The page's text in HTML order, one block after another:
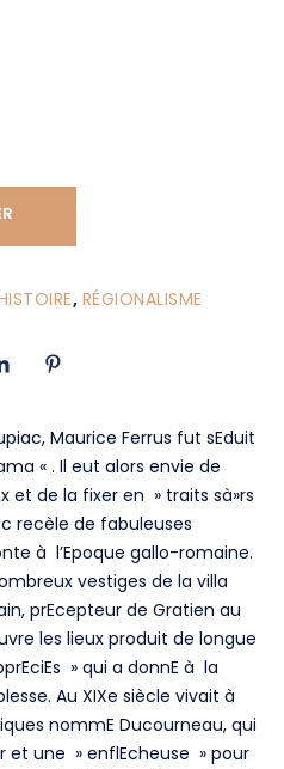
, RÉGIONALISME
Maurice Ferrus fut sEduit
« . Il eut alors envie de
et de la fixer en » traits sà»rs
recèle de fabuleuses
à l’Epoque gallo-romaine.
vestiges de la villa
prEcepteur de Gratien au
les lieux produit de longue
» qui a donnE à la
Au XIXe siècle vivait à
nommE Ducourneau, qui
et une » enflEcheuse » pour